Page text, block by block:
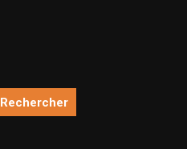
Rechercher